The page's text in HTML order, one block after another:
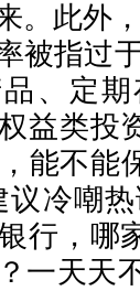
。此外
被指过
、定
益类投
能不能
议冷嘲
行，哪
一天天